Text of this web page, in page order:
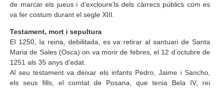
de marcar els jueus i d’excloure’ls dels càrrecs públics com es
va fer costum durant el segle XIII.
Testament, mort i sepultura
El 1250, la reina, debilitada, es va retirar al santuari de Santa
Maria de Sales (Osca) on va morir de febres, el 12 d’octubre de
1251 als 35 anys d’edat.
Al seu testament va deixar els infants Pedro, Jaime i Sancho,
els seus fills, el comtat de Posana, que tenia Bela IV, rei